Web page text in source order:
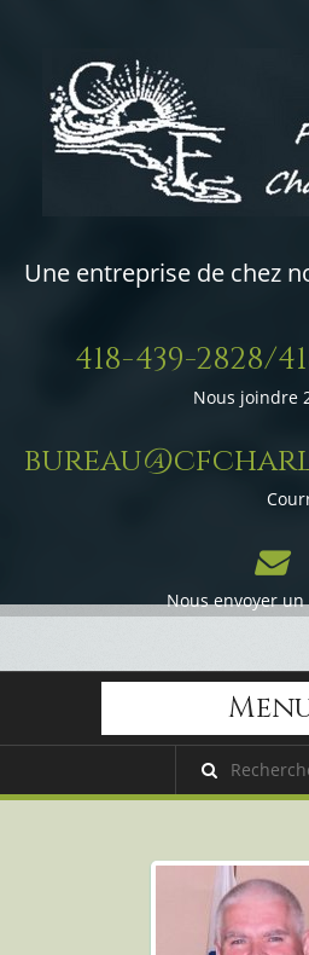
Une entreprise de chez
418-439-2828/
Nous joindre
Nous envoyer